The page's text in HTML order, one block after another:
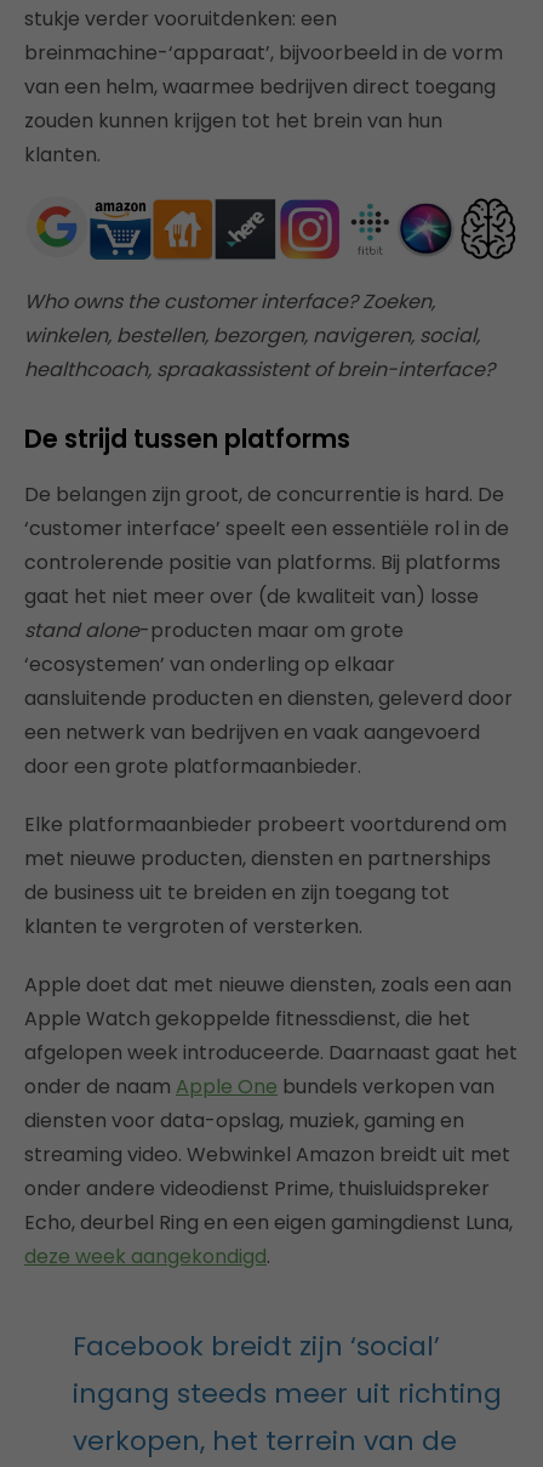
stukje verder vooruitdenken: een
breinmachine-‘apparaat’, bijvoorbeeld in de vorm
van een helm, waarmee bedrijven direct toegang
zouden kunnen krijgen tot het brein van hun
klanten.
Who owns the customer interface? Zoeken,
winkelen, bestellen, bezorgen, navigeren, social,
healthcoach, spraakassistent of brein-interface?
De strijd tussen platforms
De belangen zijn groot, de concurrentie is hard. De
‘customer interface’ speelt een essentiële rol in de
controlerende positie van platforms. Bij platforms
gaat het niet meer over (de kwaliteit van) losse
stand alone-producten maar om grote
‘ecosystemen’ van onderling op elkaar
aansluitende producten en diensten, geleverd door
een netwerk van bedrijven en vaak aangevoerd
door een grote platformaanbieder.
Elke platformaanbieder probeert voortdurend om
met nieuwe producten, diensten en partnerships
de business uit te breiden en zijn toegang tot
klanten te vergroten of versterken.
Apple doet dat met nieuwe diensten, zoals een aan
Apple Watch gekoppelde fitnessdienst, die het
afgelopen week introduceerde. Daarnaast gaat het
onder de naam Apple One bundels verkopen van
diensten voor data-opslag, muziek, gaming en
streaming video. Webwinkel Amazon breidt uit met
onder andere videodienst Prime, thuisluidspreker
Echo, deurbel Ring en een eigen gamingdienst Luna,
deze week aangekondigd.
Facebook breidt zijn ‘social’
ingang steeds meer uit richting
verkopen, het terrein van de